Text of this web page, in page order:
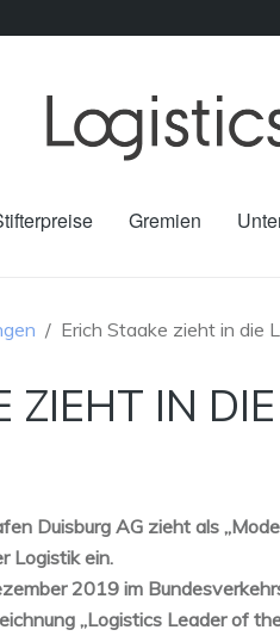
Gremien
Erich Staake zieht in die
ZIEHT IN
Duisburg AG zieht als
Logistik ein.
2019 im
„Logistics Leader of